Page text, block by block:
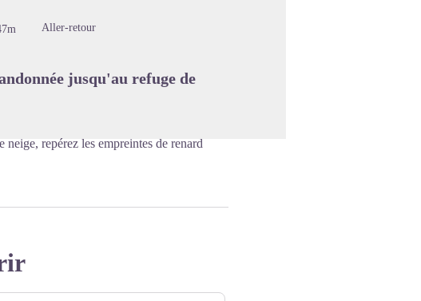
Aller-retour
jusqu'au refuge de
repérez les empreintes de renard